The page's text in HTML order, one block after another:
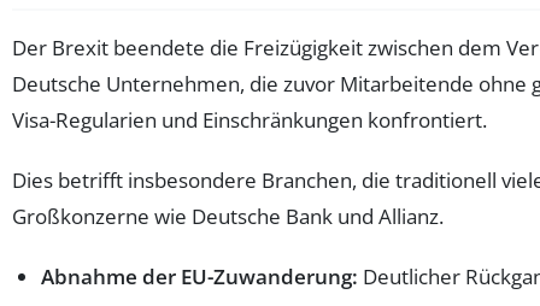
Der Brexit beendete die Freizügigkeit zwischen dem
Deutsche Unternehmen, die zuvor Mitarbeitende
Visa-Regularien und Einschränkungen konfrontiert.
Dies betrifft insbesondere Branchen, die traditionell
Großkonzerne wie Deutsche Bank und Allianz.
Abnahme der EU-Zuwanderung: Deutlicher